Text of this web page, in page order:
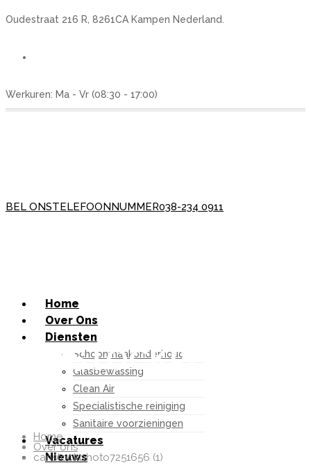
Oudestraat 216 R, 8261CA Kampen Nederland.
Werkuren: Ma - Vr (08:30 - 17:00)
BEL ONSTELEFOONNUMMER038-234 0911
Home
Over Ons
Diensten
Schoonmaakonderhoud
Glasbewassing
Clean Air
Specialistische reiniging
Sanitaire voorzieningen
Vacatures
Nieuws
Home
Over ons
canstockphoto7251656 (1)